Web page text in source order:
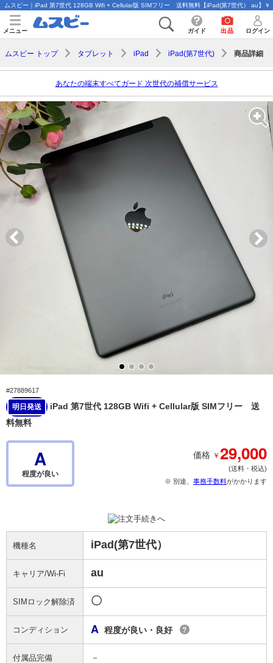
ムスビー｜iPad 第7世代 128GB Wifi + Cellular版 SIMフリー 送料無料【iPad(第7世代） au】￥
メニュー ガイド 出品 ログイン
ムスビー トップ タブレット iPad iPad(第7世代) 商品詳細
あなたの端末すべてガード 次世代の補償サービス
#27889617
明日発送
iPad 第7世代 128GB Wifi + Cellular版 SIMフリー 送
料無料
A
程度が良い
価格 ￥29,000
(送料・税込)
※ 別途、 事務手数料がかかります
機種名 iPad(第7世代）
キャリア/Wi-Fi au
SIMロック解除済 〇
コンディション A 程度が良い・良好 ?
付属品完備 －